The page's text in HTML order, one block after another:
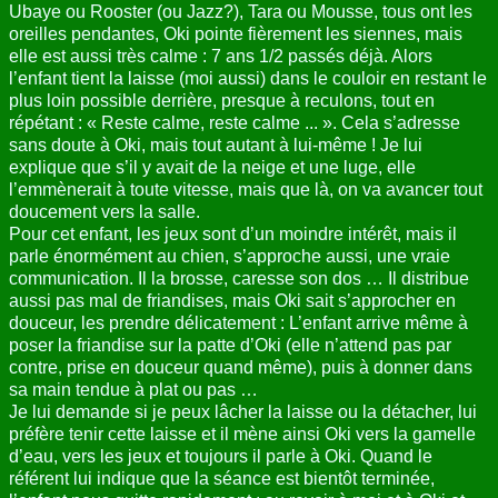
Ubaye ou Rooster (ou Jazz?), Tara ou Mousse, tous ont les
oreilles pendantes, Oki pointe fièrement les siennes, mais
elle est aussi très calme : 7 ans 1/2 passés déjà. Alors
l’enfant tient la laisse (moi aussi) dans le couloir en restant le
plus loin possible derrière, presque à reculons, tout en
répétant : « Reste calme, reste calme ... ». Cela s’adresse
sans doute à Oki, mais tout autant à lui-même ! Je lui
explique que s’il y avait de la neige et une luge, elle
l’emmènerait à toute vitesse, mais que là, on va avancer tout
doucement vers la salle.
Pour cet enfant, les jeux sont d’un moindre intérêt, mais il
parle énormément au chien, s’approche aussi, une vraie
communication. Il la brosse, caresse son dos … Il distribue
aussi pas mal de friandises, mais Oki sait s’approcher en
douceur, les prendre délicatement : L’enfant arrive même à
poser la friandise sur la patte d’Oki (elle n’attend pas par
contre, prise en douceur quand même), puis à donner dans
sa main tendue à plat ou pas …
Je lui demande si je peux lâcher la laisse ou la détacher, lui
préfère tenir cette laisse et il mène ainsi Oki vers la gamelle
d’eau, vers les jeux et toujours il parle à Oki. Quand le
référent lui indique que la séance est bientôt terminée,